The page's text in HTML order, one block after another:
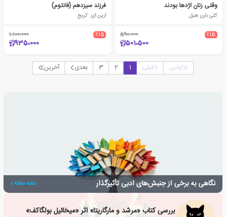
وقتی زنان اژدها بودند
کلی بارن هیل
٪15 590،000
501،500
فرزند سیزدهم (فانتوم)
ارین ای. کریج
٪15 1،100،000
935،000
اولین قبلی 1
2
3 بعدی آخرین
نگاهی به برخی از جنبش‌های ادبی تأثیرگذار ادامه مقاله
بررسی کتاب «مرشد و مارگاریتا» اثر «میخائیل بولگاکف»